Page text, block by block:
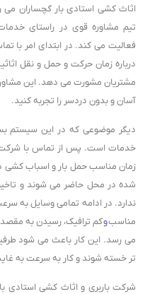
اثاث کشی استادی بار گچساران
تیم مشاوره قوی در راستای
فعالیت می کند. در ابتدای امر با
درباره زمان حرکت و حمل و نقل
مشتریان مشورت می دهد. این
آسان و بدون دردسر را تجربه کنید.
دیگر موضوعی که در این سیستم
خدمات است. پس از تماس با شرکت
زمان مناسب حمل بار و اسباب کشی
شده در محل حاضر می شوند و
ندارد. در ادامه تمامی وسایل به
مناسبوکم ترافیک، رسیدن به
می رسد. این کار باعث می شود
تر خسته شوند و کار به سرعت به
شرکت باربری و اثاث کشی استادی